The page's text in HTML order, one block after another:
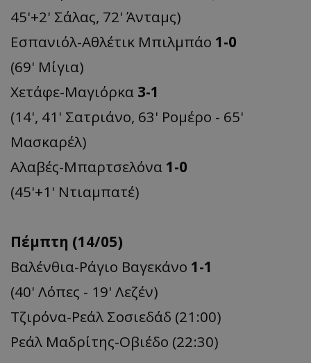
45'+2' Σάλας, 72' Άνταμς)
Εσπανιόλ-Αθλέτικ Μπιλμπάο 1-0
(69' Μίγια)
Χετάφε-Μαγιόρκα 3-1
(14', 41' Σατριάνο, 63' Ρομέρο - 65'
Μασκαρέλ)
Αλαβές-Μπαρτσελόνα 1-0
(45'+1' Ντιαμπατέ)
Πέμπτη (14/05)
Βαλένθια-Ράγιο Βαγεκάνο 1-1
(40' Λόπες - 19' Λεζέν)
Τζιρόνα-Ρεάλ Σοσιεδάδ (21:00)
Ρεάλ Μαδρίτης-Οβιέδο (22:30)